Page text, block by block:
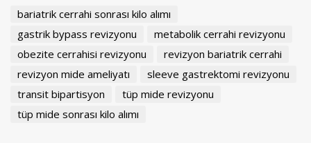
bariatrik cerrahi sonrası kilo alımı
gastrik bypass revizyonu
metabolik cerrahi revizyonu
obezite cerrahisi revizyonu
revizyon bariatrik cerrahi
revizyon mide ameliyatı
sleeve gastrektomi revizyonu
transit bipartisyon
tüp mide revizyonu
tüp mide sonrası kilo alımı